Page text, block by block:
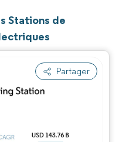
Stations de
Partager